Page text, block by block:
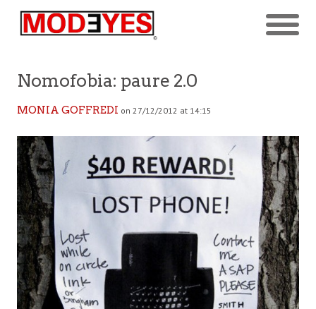
Nomofobia: paure 2.0
MONIA GOFFREDI on 27/12/2012 at 14:15